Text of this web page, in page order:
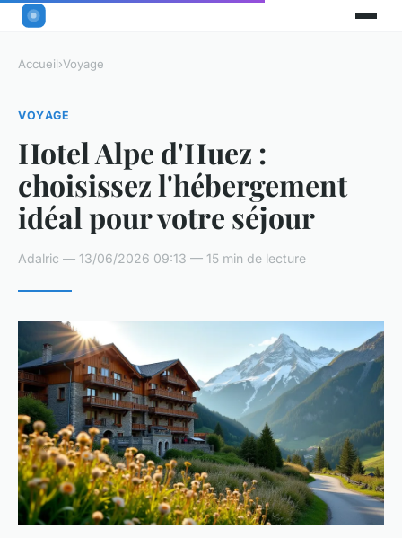
Accueil›Voyage
VOYAGE
Hotel Alpe d'Huez :
choisissez l'hébergement
idéal pour votre séjour
Adalric — 13/06/2026 09:13 — 15 min de lecture